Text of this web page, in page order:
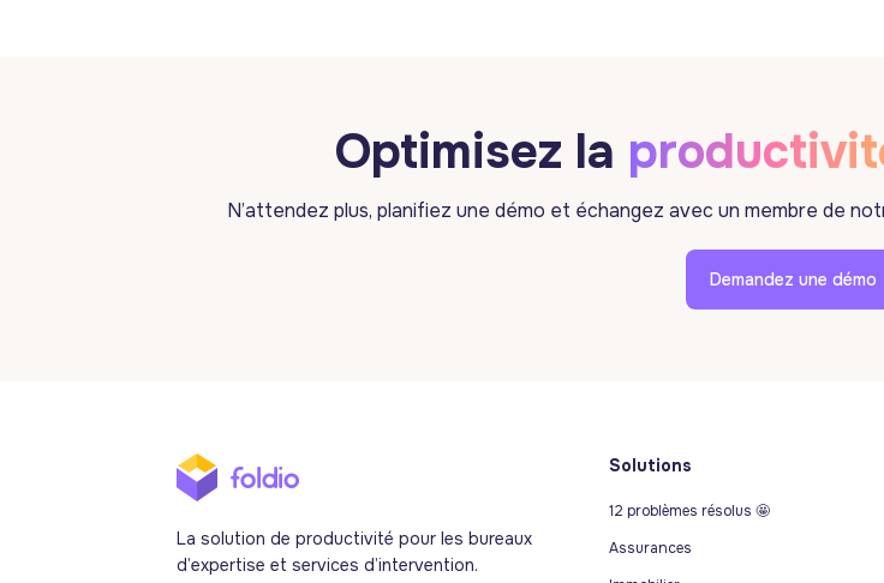
Optimisez la
N’attendez plus, planifiez une démo et échangez avec un membre de
Demandez une démo
La solution de productivité pour les bureaux
d’expertise et services d’intervention.
Solutions
12 problèmes résolus 🤩
Assurances